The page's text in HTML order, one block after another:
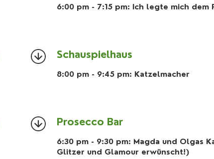
6:00 pm - 7:15 pm: Ich legte mich dem
Schauspielhaus
8:00 pm - 9:45 pm: Katzelmacher
Prosecco Bar
6:30 pm - 9:30 pm: Magda und Olgas
Glitzer und Glamour erwünscht!)